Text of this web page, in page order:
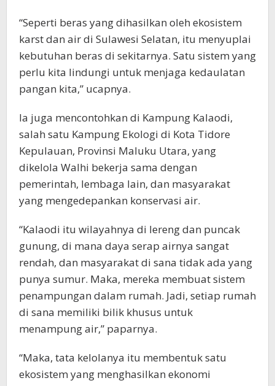
“Seperti beras yang dihasilkan oleh ekosistem
karst dan air di Sulawesi Selatan, itu menyuplai
kebutuhan beras di sekitarnya. Satu sistem yang
perlu kita lindungi untuk menjaga kedaulatan
pangan kita,” ucapnya.
Ia juga mencontohkan di Kampung Kalaodi,
salah satu Kampung Ekologi di Kota Tidore
Kepulauan, Provinsi Maluku Utara, yang
dikelola Walhi bekerja sama dengan
pemerintah, lembaga lain, dan masyarakat
yang mengedepankan konservasi air.
“Kalaodi itu wilayahnya di lereng dan puncak
gunung, di mana daya serap airnya sangat
rendah, dan masyarakat di sana tidak ada yang
punya sumur. Maka, mereka membuat sistem
penampungan dalam rumah. Jadi, setiap rumah
di sana memiliki bilik khusus untuk
menampung air,” paparnya.
“Maka, tata kelolanya itu membentuk satu
ekosistem yang menghasilkan ekonomi